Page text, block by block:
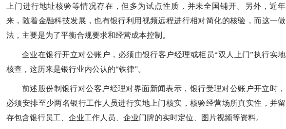
上门进行地址核验等情况存在，但多为试点性质，并未全国铺开。另外，近年
来，随着金融科技发展，也有银行利用视频远程进行相对简化的核验，而这一做
法，主要是为了平衡合规要求和经营成本控制。
企业在银行开立对公账户，必须由银行客户经理或柜员“双人上门”执行实地
核查，这历来是银行业内公认的“铁律”。
前述股份制银行对公客户经理对界面新闻表示，银行受理对公账户开立时，
必须安排至少两名银行工作人员进行实地上门核实，核验经营场所真实性，并留
存包含银行员工、企业工作人员、企业门牌的实时定位、图片视频等资料。